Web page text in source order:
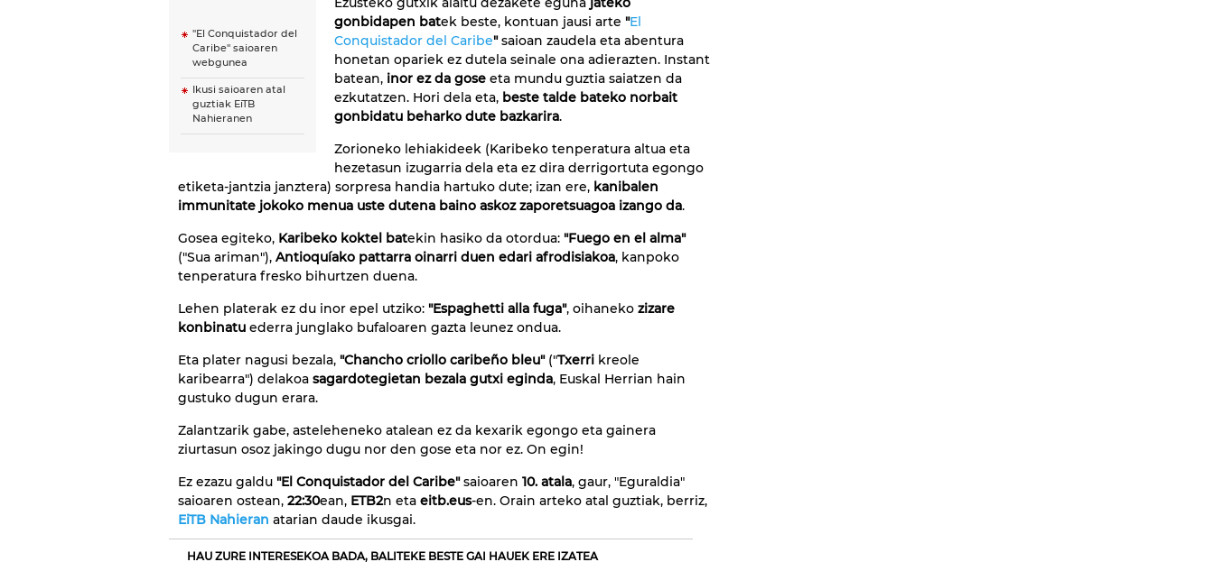
''El Conquistador del
Caribe'' saioaren
webgunea
Ikusi saioaren atal
guztiak EiTB
Nahieranen
gonbidapen batek beste, kontuan jausi arte "El
Conquistador del Caribe"saioan zaudela eta abentura
honetan opariek ez dutela seinale ona adierazten. Instant
batean, inor ez da gose eta mundu guztia saiatzen da
ezkutatzen. Hori dela eta, beste talde bateko norbait
gonbidatu beharko dute bazkarira.
Zorioneko lehiakideek (Karibeko tenperatura altua eta
hezetasun izugarria dela eta ez dira derrigortuta egongo
etiketa-jantzia janztera) sorpresa handia hartuko dute; izan ere, kanibalen
immunitate jokoko menua uste dutena baino askoz zaporetsuagoa izango da.
Gosea egiteko, Karibeko koktel batekin hasiko da otordua: "Fuego en el alma"
("Sua ariman"), Antioquíako pattarra oinarri duen edari afrodisiakoa, kanpoko
tenperatura fresko bihurtzen duena.
Lehen platerak ez du inor epel utziko: "Espaghetti alla fuga", oihaneko zizare
konbinatu ederra junglako bufaloaren gazta leunez ondua.
Eta plater nagusi bezala, "Chancho criollo caribeño bleu"("Txerri kreole
karibearra") delakoa sagardotegietan bezala gutxi eginda, Euskal Herrian hain
gustuko dugun erara.
Zalantzarik gabe, asteleheneko atalean ez da kexarik egongo eta gainera
ziurtasun osoz jakingo dugu nor den gose eta nor ez. On egin!
Ez ezazu galdu "El Conquistador del Caribe"saioaren 10. atala, gaur, "Eguraldia"
saioaren ostean, 22:30ean, ETB2n eta eitb.eus-en. Orain arteko atal guztiak, berriz,
EiTB Nahieran atarian daude ikusgai.
HAU ZURE INTERESEKOA BADA, BALITEKE BESTE GAI HAUEK ERE IZATEA